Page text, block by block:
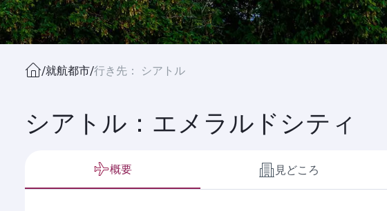
/就航都市/行き先： シアトル
シアトル：エメラルドシティ
概要 見どころ